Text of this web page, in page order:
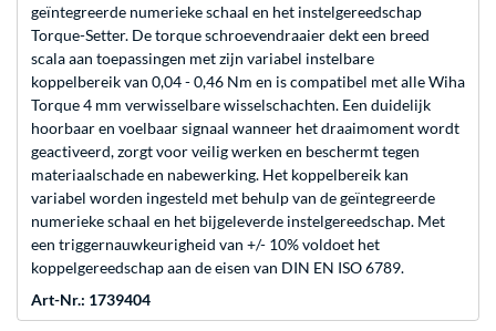
geïntegreerde numerieke schaal en het instelgereedschap
Torque-Setter. De torque schroevendraaier dekt een breed
scala aan toepassingen met zijn variabel instelbare
koppelbereik van 0,04 - 0,46 Nm en is compatibel met alle Wiha
Torque 4 mm verwisselbare wisselschachten. Een duidelijk
hoorbaar en voelbaar signaal wanneer het draaimoment wordt
geactiveerd, zorgt voor veilig werken en beschermt tegen
materiaalschade en nabewerking. Het koppelbereik kan
variabel worden ingesteld met behulp van de geïntegreerde
numerieke schaal en het bijgeleverde instelgereedschap. Met
een triggernauwkeurigheid van +/- 10% voldoet het
koppelgereedschap aan de eisen van DIN EN ISO 6789.
Art-Nr.: 1739404